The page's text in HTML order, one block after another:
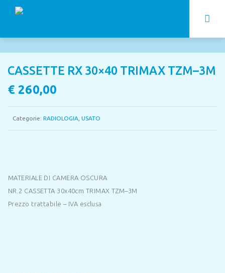
CASSETTE RX 30×40 TRIMAX TZM–3M
€ 260,00
Categorie: RADIOLOGIA USATO
MATERIALE DI CAMERA OSCURA
NR.2 CASSETTA 30x40cm TRIMAX TZM–3M
Prezzo trattabile – IVA esclusa